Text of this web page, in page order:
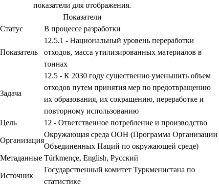
показатели для отображения.
Показатели
Статус
В процессе разработки
Показатель
12.5.1 - Национальный уровень переработки
отходов, масса утилизированных материалов в
тоннах
Задача
12.5 - К 2030 году существенно уменьшить объем
отходов путем принятия мер по предотвращению
их образования, их сокращению, переработке и
повторному использованию
Цель
12 - Ответственное потребление и производство
Организация
Окружающая среда ООН (Программа Организации
Объединенных Наций по окружающей среде)
Метаданные Türkmençe, English, Русский
Источник
Государственный комитет Туркменистана по
статистике